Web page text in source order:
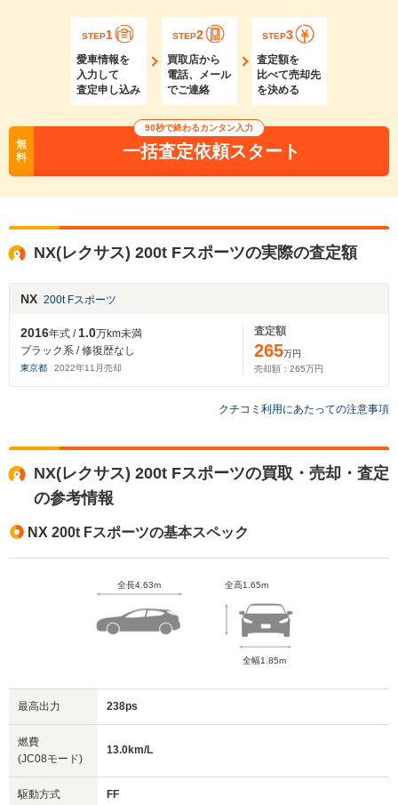
STEP1
愛車情報を
入力して
査定申し込み
STEP2
買取店から
電話、メール
でご連絡
STEP3
査定額を
比べて売却先
を決める
無
料
90秒で終わるカンタン入力
一括査定依頼スタート
NX(レクサス) 200t Fスポーツの実際の査定額
NX 200t Fスポーツ
2016年式 /1.0万km未満
ブラック系 / 修復歴なし
東京都 2022年11 月売却
査定額
265万円
売却額： 265万円
クチコミ利用にあたっての注意事項
NX(レクサス) 200t Fスポーツの買取・売却・査定
の参考情報
NX 200t Fスポーツの基本スペック
全長4.63m 全高1.65m
全幅1.85m
最高出力 238ps
燃費
(JC08モード)
13.0km/L
駆動方式 FF